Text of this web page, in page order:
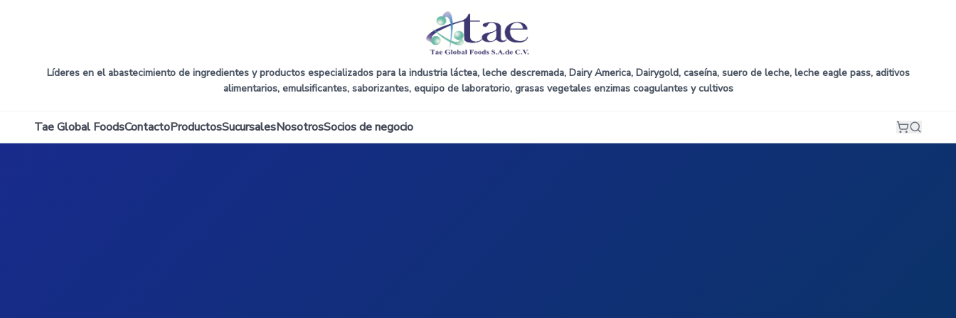
Líderes en el abastecimiento de ingredientes y productos especializados para la industria láctea, leche descremada, Dairy America, Dairygold, caseína, suero de leche, leche eagle pass, aditivos
alimentarios, emulsificantes, saborizantes, equipo de laboratorio, grasas vegetales enzimas coagulantes y cultivos
Tae Global FoodsContactoProductosSucursalesNosotrosSocios de negocio